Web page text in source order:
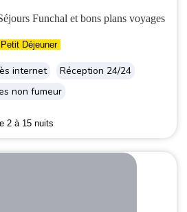
Déjeuner
internet
Réception 24/24
non fumeur
2 à 15 nuits